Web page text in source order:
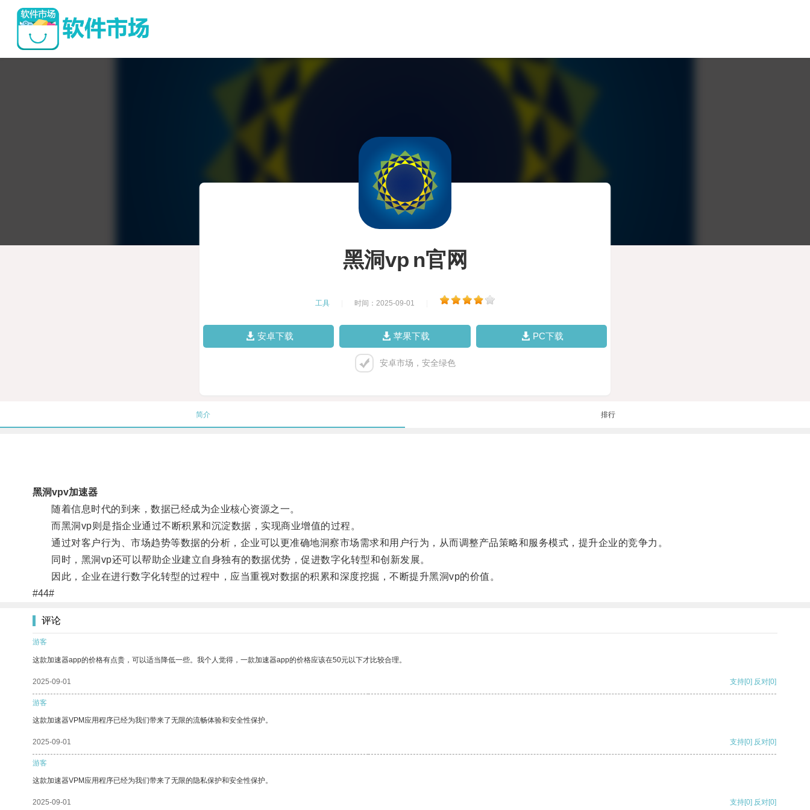
黑洞vp n官网
工具 时间：2025-09-01
安卓下载 苹果下载 PC下载
安卓市场，安全绿色
简介 排行
黑洞vpv加速器
随着信息时代的到来，数据已经成为企业核心资源之一。
而黑洞vp则是指企业通过不断积累和沉淀数据，实现商业增值的过程。
通过对客户行为、市场趋势等数据的分析，企业可以更准确地洞察市场需求和用户行为，从而调整产品策略和服务模式，提升企业的竞争力。
同时，黑洞vp还可以帮助企业建立自身独有的数据优势，促进数字化转型和创新发展。
因此，企业在进行数字化转型的过程中，应当重视对数据的积累和深度挖掘，不断提升黑洞vp的价值。
#44#
评论
游客
这款加速器app的价格有点贵，可以适当降低一些。我个人觉得，一款加速器app的价格应该在50元以下才比较合理。
2025-09-01 支持[0] 反对[0]
游客
这款加速器VPM应用程序已经为我们带来了无限的流畅体验和安全性保护。
2025-09-01 支持[0] 反对[0]
游客
这款加速器VPM应用程序已经为我们带来了无限的隐私保护和安全性保护。
2025-09-01 支持[0] 反对[0]